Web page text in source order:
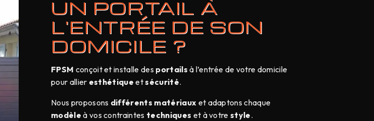
UN PORTAIL À
L'ENTRÉE DE SON
DOMICILE ?
FPSM conçoit et installe des portailsà l’entrée de votre domicile
pour allier esthétiqueetsécurité.
Nous proposons différents matériaux et adaptons chaque
modèleà vos contraintes techniques et à votrestyle.